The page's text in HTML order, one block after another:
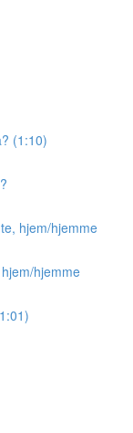
(1:10)
hjem/hjemme
hjemme